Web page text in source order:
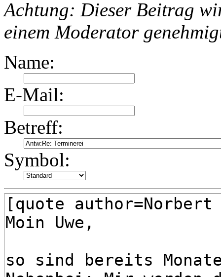
Achtung: Dieser Beitrag
einem Moderator
Name:
E-Mail:
Betreff:
Symbol: